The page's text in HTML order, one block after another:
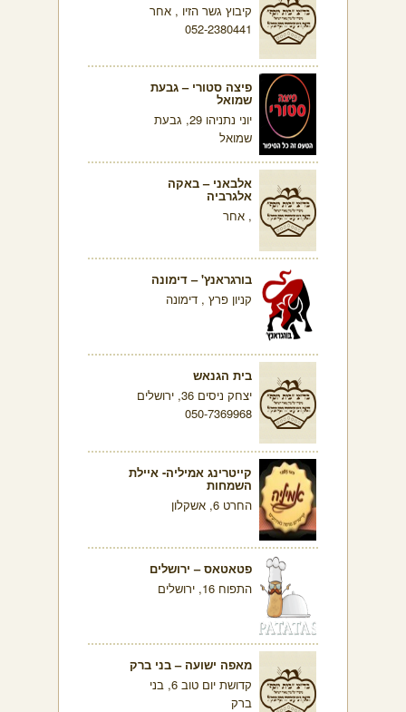
קיבוץ גשר הזיו , אחר
052-2380441
פיצה סטורי – גבעת
שמואל
יוני נתניהו 29, גבעת
שמואל
אלבאני – באקה
אלגרביה
, אחר
בורגראנץ' – דימונה
קניון פרץ , דימונה
בית הגנאש
יצחק ניסים 36, ירושלים
050-7369968
קייטרינג אמיליה- איילת
השמחות
החרט 6, אשקלון
פטאטאס – ירושלים
התפוח 16, ירושלים
מאפה ישועה – בני ברק
קדושת יום טוב 6, בני
ברק